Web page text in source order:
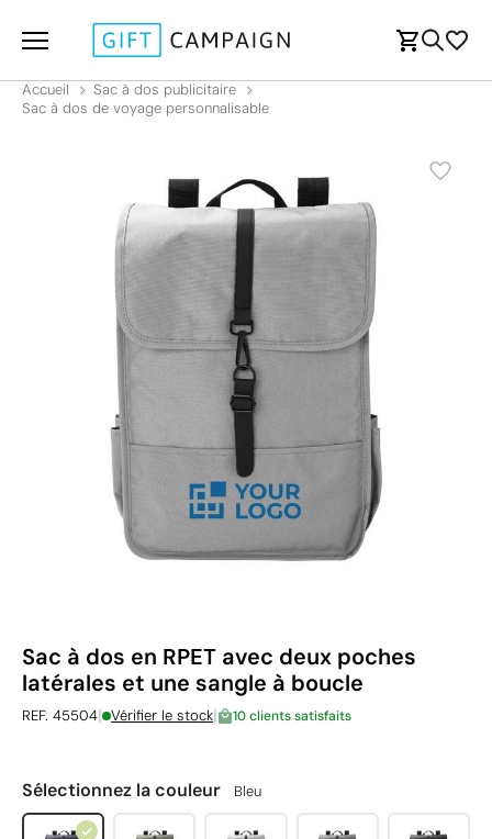
Accueil
Sac à dos publicitaire
Sac à dos de voyage personnalisable
Sac à dos en RPET avec deux poches
latérales et une sangle à boucle
REF. 45504| Vérifier le stock| 10 clients satisfaits
Sélectionnez la couleur Bleu